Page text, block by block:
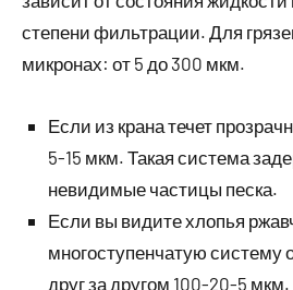
степени фильтрации. Для
микронах: от 5 до 300 мкм.
Если из крана течет
5-15 мкм. Такая система
невидимые частицы песка.
Если вы видите хлопья
многоступенчатую систему
друг за другом 100-20-5